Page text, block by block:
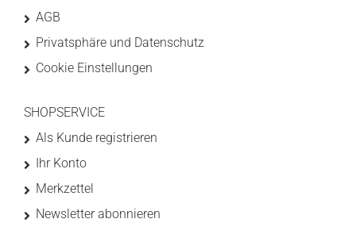
AGB
Privatsphäre und Datenschutz
Cookie Einstellungen
SHOPSERVICE
Als Kunde registrieren
Ihr Konto
Merkzettel
Newsletter abonnieren